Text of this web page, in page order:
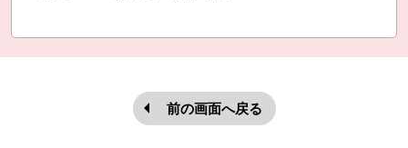
前の画面へ戻る